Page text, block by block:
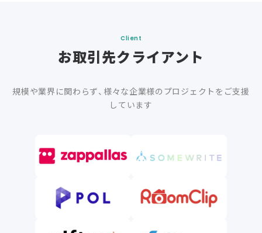
Client
お取引先クライアント
規模や業界に関わらず、様々な企業様のプロジェクトをご支援